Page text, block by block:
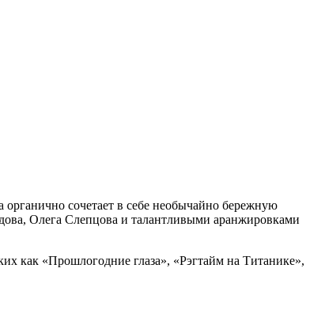
сочетает в себе необычайно бережную
Олега Слепцова и талантливыми аранжировками
как «Прошлогодние глаза», «Рэгтайм на Титанике»,